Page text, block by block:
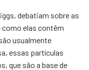
debatiam sobre as
elas contêm
usualmente
essas partículas
que são a base de